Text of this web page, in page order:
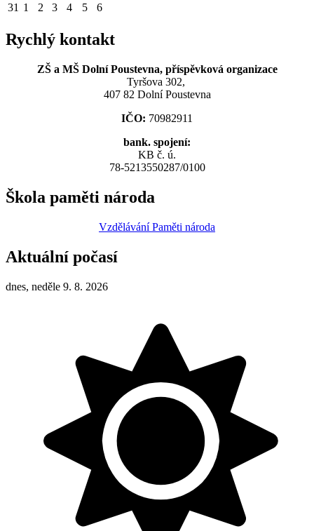
31 1 2 3 4 5 6
Rychlý kontakt
ZŠ a MŠ Dolní Poustevna, příspěvková organizace
Tyršova 302,
407 82 Dolní Poustevna
IČO: 70982911
bank. spojení:
KB č. ú.
78-5213550287/0100
Škola paměti národa
Vzdělávání Paměti národa
Aktuální počasí
dnes, neděle 9. 8. 2026